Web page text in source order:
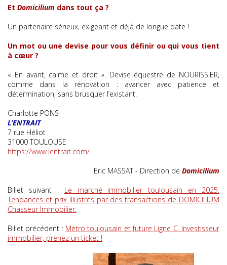
Et Domicilium dans tout ça ?
Un partenaire sérieux, exigeant et déjà de longue date !
Un mot ou une devise pour vous définir ou qui vous tient
à cœur ?
« En avant, calme et droit ». Devise équestre de NOURISSIER,
comme dans la rénovation : avancer avec patience et
détermination, sans brusquer l’existant.
Charlotte PONS
L’ENTRAIT
7 rue Héliot
31000 TOULOUSE
https://www.lentrait.com/
Eric MASSAT - Direction de Domicilium
Billet suivant : Le marché immobilier toulousain en 2025.
Tendances et prix illustrés par des transactions de DOMICILIUM
Chasseur Immobilier.
Billet précédent : Métro toulousain et future Ligne C. Investisseur
immobilier, prenez un ticket !